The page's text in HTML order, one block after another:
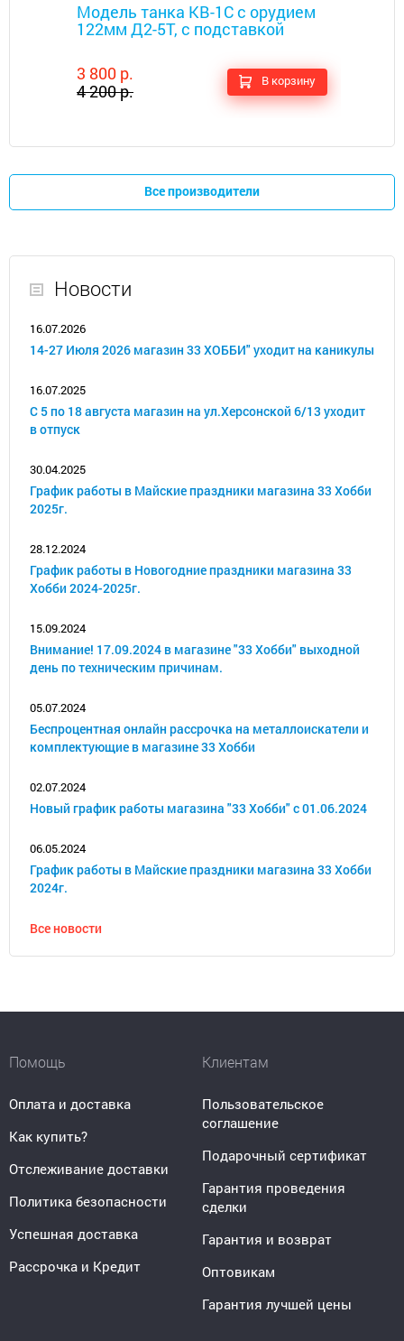
Модель танка КВ-1C с орудием
122мм Д2-5Т, с подставкой
3 800 р.
4 200 р.
В корзину
Все производители
Новости
16.07.2026
14-27 Июля 2026 магазин 33 ХОББИ" уходит на каникулы
16.07.2025
С 5 по 18 августа магазин на ул.Херсонской 6/13 уходит
в отпуск
30.04.2025
График работы в Майские праздники магазина 33 Хобби
2025г.
28.12.2024
График работы в Новогодние праздники магазина 33
Хобби 2024-2025г.
15.09.2024
Внимание! 17.09.2024 в магазине "33 Хобби" выходной
день по техническим причинам.
05.07.2024
Беспроцентная онлайн рассрочка на металлоискатели и
комплектующие в магазине 33 Хобби
02.07.2024
Новый график работы магазина "33 Хобби" с 01.06.2024
06.05.2024
График работы в Майские праздники магазина 33 Хобби
2024г.
Все новости
Помощь
Оплата и доставка
Как купить?
Отслеживание доставки
Политика безопасности
Успешная доставка
Рассрочка и Кредит
Клиентам
Пользовательское
соглашение
Подарочный сертификат
Гарантия проведения
сделки
Гарантия и возврат
Оптовикам
Гарантия лучшей цены